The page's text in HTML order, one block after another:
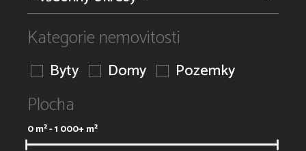
Kategorie nemovitosti
Byty Domy Pozemky
Plocha
0m² -1 000+m²